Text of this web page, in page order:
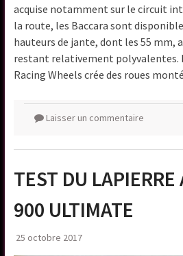
acquise notamment sur le circuit
la route, les Baccara sont
hauteurs de jante, dont les 55 mm,
restant relativement polyvalentes.
Racing Wheels crée des roues
Laisser un commentaire
TEST DU LAPIERRE
900 ULTIMATE
25 octobre 2017